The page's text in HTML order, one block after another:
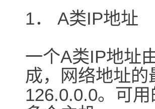
1． A类IP地址
一个A类IP地址
成，网络地址的
126.0.0.0。可